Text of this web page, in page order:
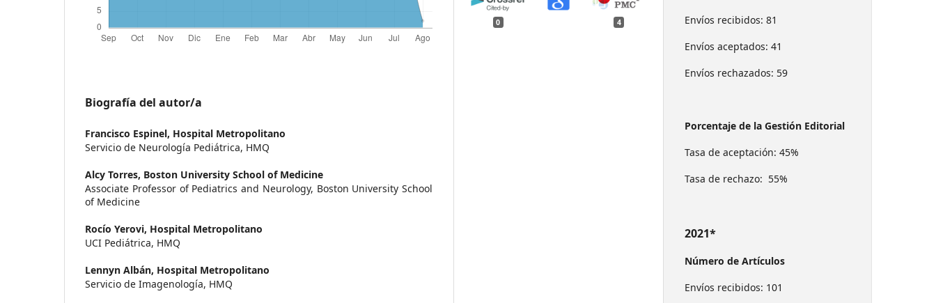
Biografía del autor/a
Francisco Espinel, Hospital Metropolitano
Servicio de Neurología Pediátrica, HMQ
Alcy Torres, Boston University School of Medicine
Associate Professor of Pediatrics and Neurology, Boston University School
of Medicine
Rocío Yerovi, Hospital Metropolitano
UCI Pediátrica, HMQ
Lennyn Albán, Hospital Metropolitano
Servicio de Imagenología, HMQ
0 4
Envíos recibidos: 81
Envíos aceptados: 41
Envíos rechazados: 59
Porcentaje de la Gestión Editorial
Tasa de aceptación: 45%
Tasa de rechazo: 55%
2021*
Número de Artículos
Envíos recibidos: 101